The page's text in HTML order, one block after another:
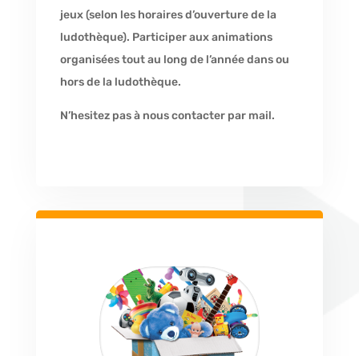
jeux (selon les horaires d’ouverture de la
ludothèque). Participer aux animations
organisées tout au long de l’année dans ou
hors de la ludothèque.
N’hesitez pas à nous contacter par mail.